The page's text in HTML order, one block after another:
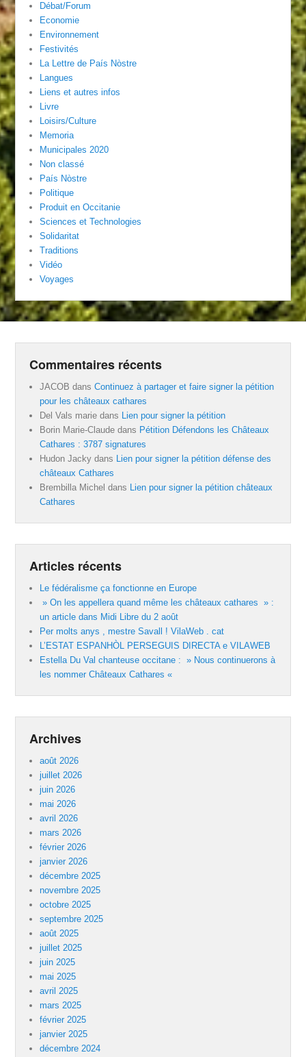
Débat/Forum
Economie
Environnement
Festivités
La Lettre de País Nòstre
Langues
Liens et autres infos
Livre
Loisirs/Culture
Memoria
Municipales 2020
Non classé
País Nòstre
Politique
Produit en Occitanie
Sciences et Technologies
Solidaritat
Traditions
Vidéo
Voyages
Commentaires récents
JACOB dansContinuez à partager et faire signer la pétition
pour les châteaux cathares
Del Vals marie dans Lien pour signer la pétition
Borin Marie-Claude dans Pétition Défendons les Châteaux
Cathares : 3787 signatures
Hudon Jacky dans Lien pour signer la pétition défense des
châteaux Cathares
Brembilla Michel dans Lien pour signer la pétition châteaux
Cathares
Articles récents
Le fédéralisme ça fonctionne en Europe
» On les appellera quand même les châteaux cathares » :
un article dans Midi Libre du 2 août
Per molts anys , mestre Savall ! VilaWeb . cat
L’ESTAT ESPANHÒL PERSEGUIS DIRECTA e VILAWEB
Estella Du Val chanteuse occitane : » Nous continuerons à
les nommer Châteaux Cathares «
Archives
août 2026
juillet 2026
juin 2026
mai 2026
avril 2026
mars 2026
février 2026
janvier 2026
décembre 2025
novembre 2025
octobre 2025
septembre 2025
août 2025
juillet 2025
juin 2025
mai 2025
avril 2025
mars 2025
février 2025
janvier 2025
décembre 2024